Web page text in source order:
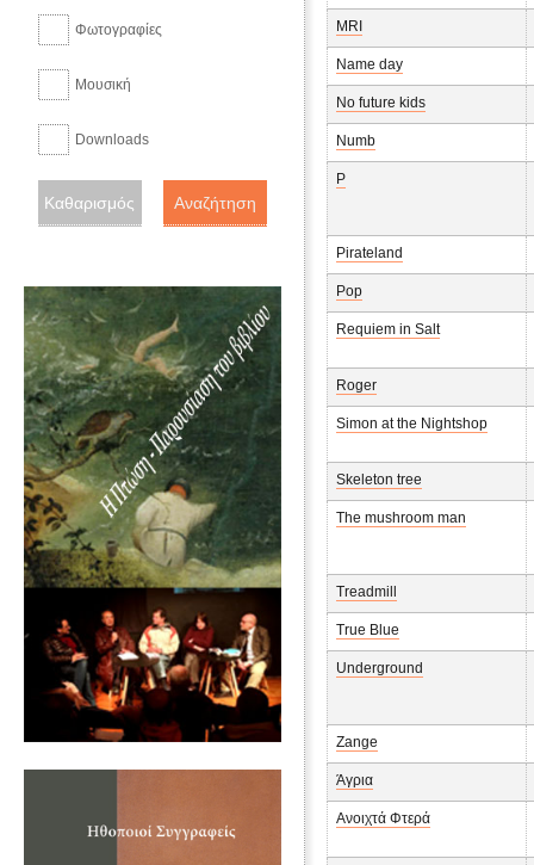
Φωτογραφίες
Μουσική
Downloads
MRI
Name day
No future kids
Numb
P
Pirateland
Pop
Requiem in Salt
Roger
Simon at the Nightshop
Skeleton tree
The mushroom man
Treadmill
True Blue
Underground
Zange
Άγρια
Ανοιχτά Φτερά